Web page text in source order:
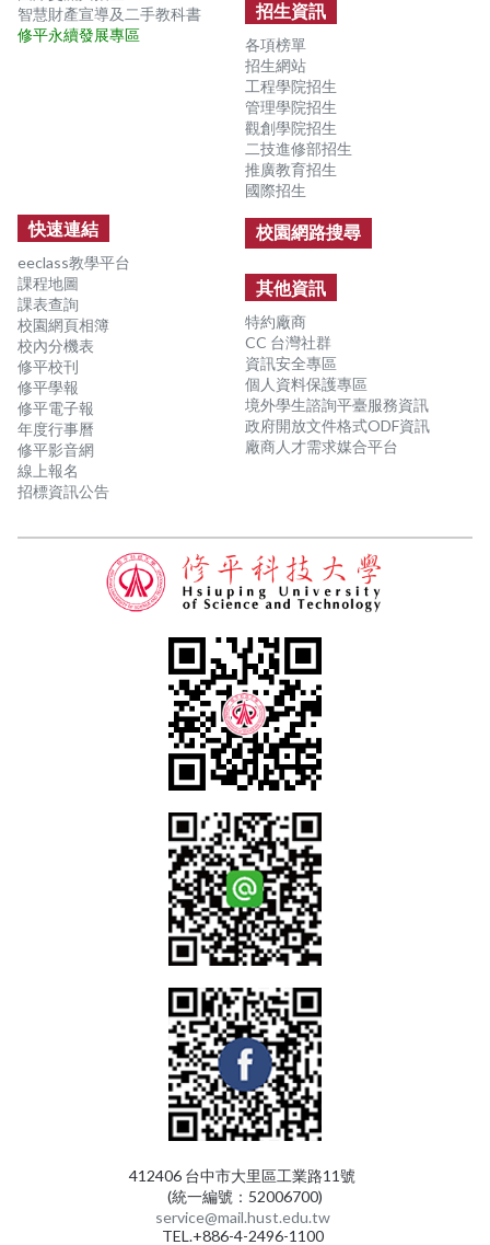
智慧財產宣導及二手教科書
修平永續發展專區
招生資訊
各項榜單
招生網站
工程學院招生
管理學院招生
觀創學院招生
二技進修部招生
推廣教育招生
國際招生
快速連結
eeclass教學平台
課程地圖
課表查詢
校園網頁相簿
校內分機表
修平校刊
修平學報
修平電子報
年度行事曆
修平影音網
線上報名
招標資訊公告
校園網路搜尋
其他資訊
特約廠商
CC 台灣社群
資訊安全專區
個人資料保護專區
境外學生諮詢平臺服務資訊
政府開放文件格式ODF資訊
廠商人才需求媒合平台
412406 台中市大里區工業路11號
(統一編號：52006700)
service@mail.hust.edu.tw
TEL.+886-4-2496-1100